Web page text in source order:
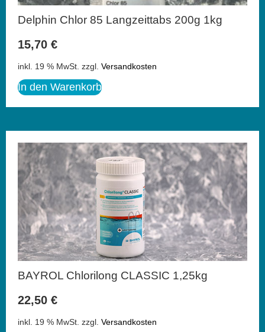
Delphin Chlor 85 Langzeittabs 200g 1kg
15,70 €
inkl. 19 % MwSt. zzgl. Versandkosten
In den Warenkorb
BAYROL Chlorilong CLASSIC 1,25kg
22,50 €
inkl. 19 % MwSt. zzgl. Versandkosten